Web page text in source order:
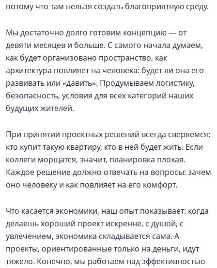
потому что там нельзя создать благоприятную среду.
Мы достаточно долго готовим концепцию — от
девяти месяцев и больше. С самого начала думаем,
как будет организовано пространство, как
архитектура повлияет на человека: будет ли она его
развивать или «давить». Продумываем логистику,
безопасность, условия для всех категорий наших
будущих жителей.
При принятии проектных решений всегда сверяемся:
кто купит такую квартиру, кто в ней будет жить. Если
коллеги морщатся, значит, планировка плохая.
Каждое решение должно отвечать на вопросы: зачем
оно человеку и как повлияет на его комфорт.
Что касается экономики, наш опыт показывает: когда
делаешь хороший проект искренне, с душой, с
увлечением, экономика складывается сама. А
проекты, ориентированные только на деньги, идут
тяжело. Конечно, мы работаем над эффективностью